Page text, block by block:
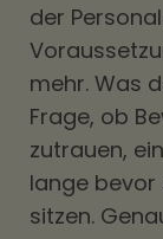
der
mehr. Was
Frage, ob
zutrauen,
lange
sitzen.